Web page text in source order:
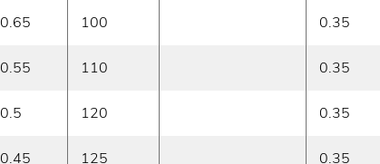
0.65 100 0.35
0.55 110 0.35
0.5 120 0.35
0.45 125 0.35